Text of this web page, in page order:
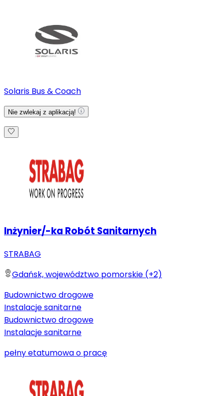
Solaris Bus & Coach
Nie zwlekaj z aplikacją!
Inżynier/-ka Robót Sanitarnych
STRABAG
Gdańsk, województwo pomorskie (+2)
Budownictwo drogowe
Instalacje sanitarne
Budownictwo drogowe
Instalacje sanitarne
pełny etatumowa o pracę